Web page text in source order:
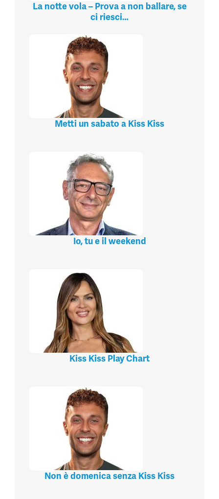
La notte vola – Prova a non ballare, se
ci riesci…
Metti un sabato a Kiss Kiss
Io, tu e il weekend
Kiss Kiss Play Chart
Non è domenica senza Kiss Kiss